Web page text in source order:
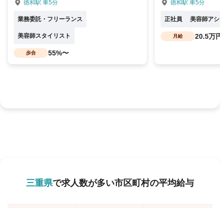
徳和駅 車5分
業務委託・フリーランス
美容師スタイリスト
歩合 55%〜
徳和駅 車5分
正社員 美容師ア
月給 20.5万
三重県で求人数が多い市区町村の平均給与